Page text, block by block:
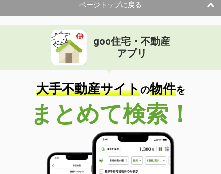
ページトップに戻る
goo住宅・不動産
アプリ
大手不動産サイトの物件を
まとめて検索！